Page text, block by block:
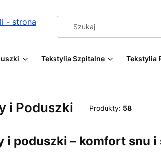
Tekstylia Szpitalne Tekstylia
i Poduszki Produkty: 58
i poduszki – komfort snu